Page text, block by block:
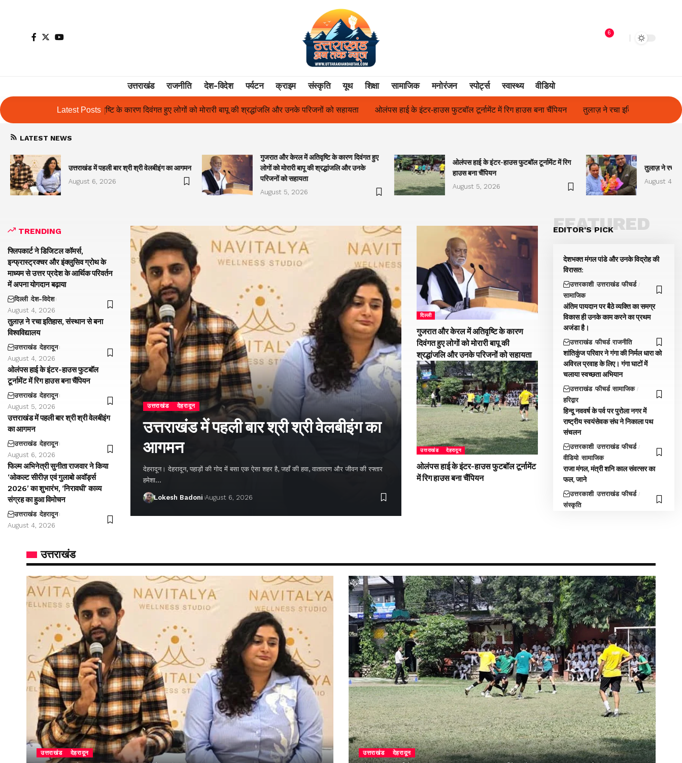
6
उत्तराखंड राजनीति देश-विदेश पर्यटन क्राइम संस्कृति यूथ शिक्षा सामाजिक मनोरंजन स्पोर्ट्स स्वास्थ्य वीडियो
Latest Posts
हुए लोगों को मोरारी बापू की श्रद्धांजलि और उनके परिजनों को सहायता ओलंपस हाई के इंटर-हाउस फुटबॉल टूर्नामेंट में रिग हाउस बना चैंपियन तुलाज़ ने रचा इतिहास, संस्थान से बना विश्वविद्यालय फिल्म अभिनेत्री सुनीता
LATEST NEWS
उत्तराखंड में पहली बार श्री श्री वेलबीइंग का आगमन
August 6, 2026
गुजरात और केरल में अतिवृष्टि के कारण दिवंगत हुए
लोगों को मोरारी बापू की श्रद्धांजलि और उनके
परिजनों को सहायता
August 5, 2026
ओलंपस हाई के इंटर-हाउस फुटबॉल टूर्नामेंट में रिग
हाउस बना चैंपियन
August 5, 2026
तुलाज़ ने रचा
August 4,
TRENDING
फ्लिपकार्ट ने डिजिटल कॉमर्स,
इन्फ्रास्ट्रक्चर और इंक्लुसिव ग्रोथ के
माध्यम से उत्तर प्रदेश के आर्थिक परिवर्तन
में अपना योगदान बढ़ाया
दिल्ली देश-विदेश
August 4, 2026
तुलाज़ ने रचा इतिहास, संस्थान से बना
विश्वविद्यालय
उत्तराखंड देहरादून
August 4, 2026
ओलंपस हाई के इंटर-हाउस फुटबॉल
टूर्नामेंट में रिग हाउस बना चैंपियन
उत्तराखंड देहरादून
August 5, 2026
उत्तराखंड में पहली बार श्री श्री वेलबीइंग
का आगमन
उत्तराखंड देहरादून
August 6, 2026
फिल्म अभिनेत्री सुनीता राजवार ने किया
‘ओकल्ट सीरीज़ एवं गुलाबो अवॉर्ड्स
2026’ का शुभारंभ, ‘निरावधी’ काव्य
संग्रह का हुआ विमोचन
उत्तराखंड देहरादून
August 4, 2026
उत्तराखंड देहरादून
उत्तराखंड में पहली बार श्री श्री वेलबीइंग का
आगमन
देहरादून। देहरादून, पहाड़ों की गोद में बसा एक ऐसा शहर है, जहाँ की हवा, वातावरण और जीवन की रफ्तार
हमेशा…
Lokesh Badoni August 6, 2026
दिल्ली
गुजरात और केरल में अतिवृष्टि के कारण
दिवंगत हुए लोगों को मोरारी बापू की
श्रद्धांजलि और उनके परिजनों को सहायता
उत्तराखंड देहरादून
ओलंपस हाई के इंटर-हाउस फुटबॉल टूर्नामेंट
में रिग हाउस बना चैंपियन
EDITOR'S PICK
FEATURED
देशभक्त मंगल पांडे और उनके विद्रोह की
विरासत:
उत्तरकाशी उत्तराखंड फीचर्ड
सामाजिक
अंतिम पायदान पर बैठे व्यक्ति का समग्र
विकास ही उनके काम करने का प्रथम
अजंडा है।
उत्तराखंड फीचर्ड राजनीति
शांतिकुंज परिवार ने गंगा की निर्मल धारा को
अविरल प्रवाह के लिए। गंगा घाटों में
चलाया स्वच्छता अभियान
उत्तराखंड फीचर्ड सामाजिक
हरिद्वार
हिन्दू नववर्ष के पर्व पर पुरोला नगर में
राष्ट्रीय स्वयंसेवक संघ ने निकाला पथ
संचलन
उत्तरकाशी उत्तराखंड फीचर्ड
वीडियो सामाजिक
राजा मंगल, मंत्री शनि काल संवत्सर का
फल, जाने
उत्तरकाशी उत्तराखंड फीचर्ड
संस्कृति
उत्तराखंड
उत्तराखंड देहरादून उत्तराखंड देहरादून